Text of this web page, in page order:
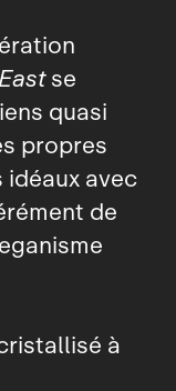
se
quasi
propres
avec
de
à